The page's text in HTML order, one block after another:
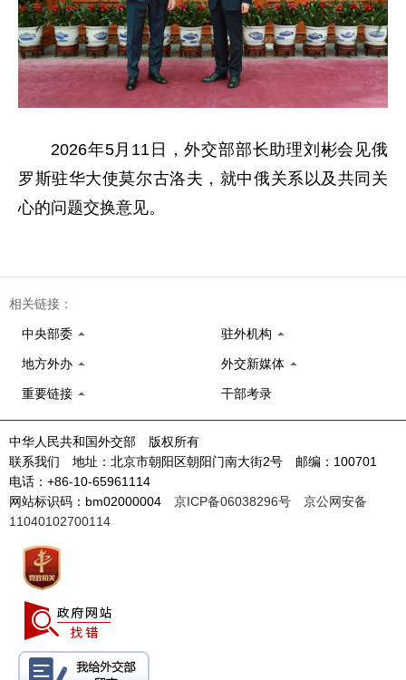
2026年5月11日，外交部部长助理刘彬会见俄
罗斯驻华大使莫尔古洛夫，就中俄关系以及共同关
心的问题交换意见。
相关链接：
中央部委 驻外机构
地方外办 外交新媒体
重要链接 干部考录
中华人民共和国外交部 版权所有
联系我们 地址：北京市朝阳区朝阳门南大街2号 邮编：100701
电话：+86-10-65961114
网站标识码：bm02000004 京ICP备06038296号
京公网安备
11040102700114